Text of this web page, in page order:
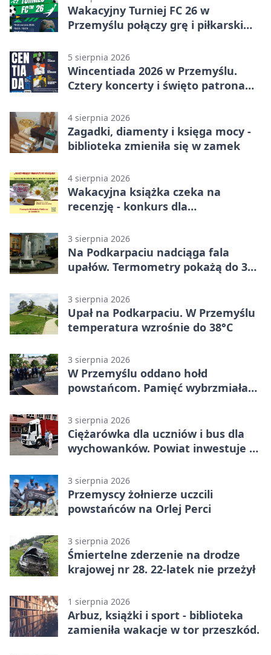
Wakacyjny Turniej FC 26 w
Przemyślu połączy grę i piłkarski
5 sierpnia 2026
Wincentiada 2026 w Przemyślu.
Cztery koncerty i święto patrona
4 sierpnia 2026
Zagadki, diamenty i księga mocy -
biblioteka zmieniła się w zamek
4 sierpnia 2026
Wakacyjna książka czeka na
recenzję - konkurs dla
3 sierpnia 2026
Na Podkarpaciu nadciąga fala
upałów. Termometry pokażą do 36
3 sierpnia 2026
Upał na Podkarpaciu. W Przemyślu
temperatura wzrośnie do 38°C
3 sierpnia 2026
W Przemyślu oddano hołd
powstańcom. Pamięć wybrzmiała
3 sierpnia 2026
Ciężarówka dla uczniów i bus dla
wychowanków. Powiat inwestuje w
3 sierpnia 2026
Przemyscy żołnierze uczcili
powstańców na Orlej Perci
3 sierpnia 2026
Śmiertelne zderzenie na drodze
krajowej nr 28. 22-latek nie przeżył
1 sierpnia 2026
Arbuz, książki i sport - biblioteka
zamieniła wakacje w tor przeszkód.